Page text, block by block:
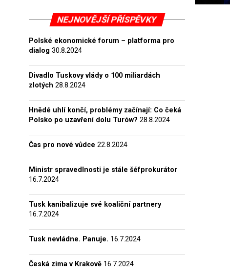
NEJNOVĚJŠÍ PŘÍSPĚVKY
Polské ekonomické forum – platforma pro
dialog 30.8.2024
Divadlo Tuskovy vlády o 100 miliardách
zlotých 28.8.2024
Hnědé uhlí končí, problémy začínají: Co čeká
Polsko po uzavření dolu Turów? 28.8.2024
Čas pro nové vůdce 22.8.2024
Ministr spravedlnosti je stále šéfprokurátor
16.7.2024
Tusk kanibalizuje své koaliční partnery
16.7.2024
Tusk nevládne. Panuje. 16.7.2024
Česká zima v Krakově 16.7.2024